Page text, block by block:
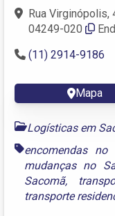
Rua Virginópolis,
04249-020
(11) 2914-9186
Mapa
Logísticas em
encomendas no
mudanças no
Sacomã,
transporte